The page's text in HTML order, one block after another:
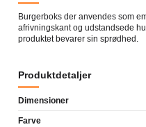
Burgerboks der anvendes som
afrivningskant og udstandsede
produktet bevarer sin sprødhed.
Produktdetaljer
Dimensioner
Farve